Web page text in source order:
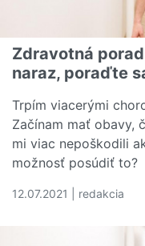
Zdravotná
naraz, poraďte
Trpím viacerými
Začínam mať obavy,
mi viac nepoškodili
možnosť posúdiť to?
12.07.2021 | redakcia